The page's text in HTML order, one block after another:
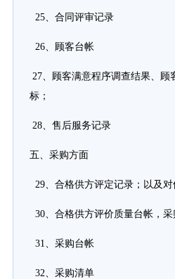
25、合同评审记录
26、顾客台帐
27、顾客满意程序调查结果、
标；
28、售后服务记录
五、采购方面
29、合格供方评定记录；以及
30、合格供方评价质量台帐，
31、采购台帐
32、采购清单